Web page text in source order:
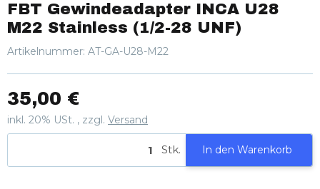
FBT Gewindeadapter INCA U28
M22 Stainless (1/2-28 UNF)
Artikelnummer: AT-GA-U28-M22
35,00 €
inkl. 20% USt. , zzgl. Versand
Stk. In den Warenkorb